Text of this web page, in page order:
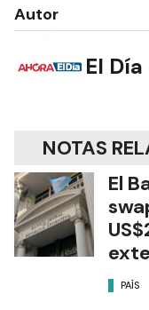
Autor
El
NOTAS
El
PAÍS